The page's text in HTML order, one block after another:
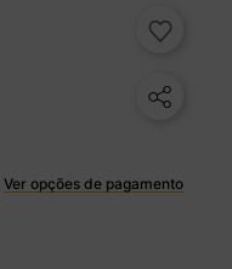
Ver opções de pagamento